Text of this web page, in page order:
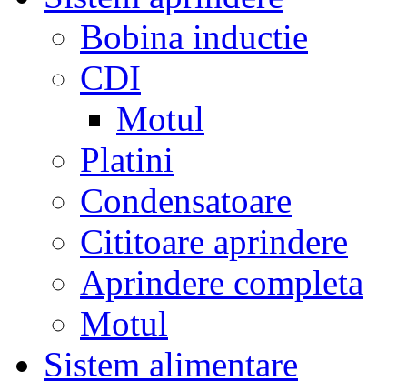
Bobina inductie
CDI
Motul
Platini
Condensatoare
Cititoare aprindere
Aprindere completa
Motul
Sistem alimentare